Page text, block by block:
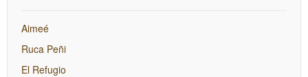
Aimeé
Ruca Peñi
El Refugio